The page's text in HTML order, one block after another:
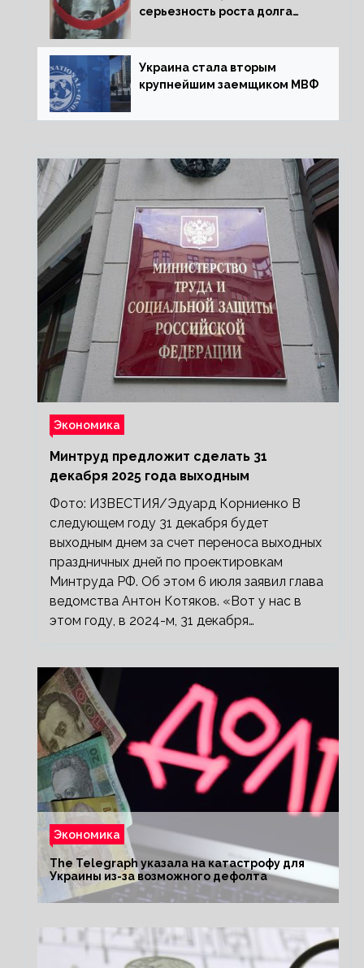
серьезность роста долга
Украина стала вторым
крупнейшим заемщиком МВФ
Экономика
Минтруд предложит сделать 31
декабря 2025 года выходным
Фото: ИЗВЕСТИЯ/Эдуард Корниенко В
следующем году 31 декабря будет
выходным днем за счет переноса выходных
праздничных дней по проектировкам
Минтруда РФ. Об этом 6 июля заявил глава
ведомства Антон Котяков. «Вот у нас в
этом году, в 2024-м, 31 декабря…
Экономика
The Telegraph указала на катастрофу для
Украины из-за возможного дефолта